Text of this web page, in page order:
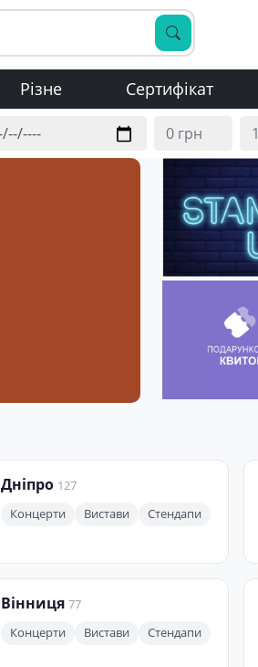
Різне Сертифікат
Дніпро 127
Концерти
Вистави Стендапи
Вінниця 77
Концерти
Вистави Стендапи